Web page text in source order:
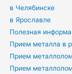
в Челябинске
в Ярославле
Полезная
Прием металла в
Прием
Прием